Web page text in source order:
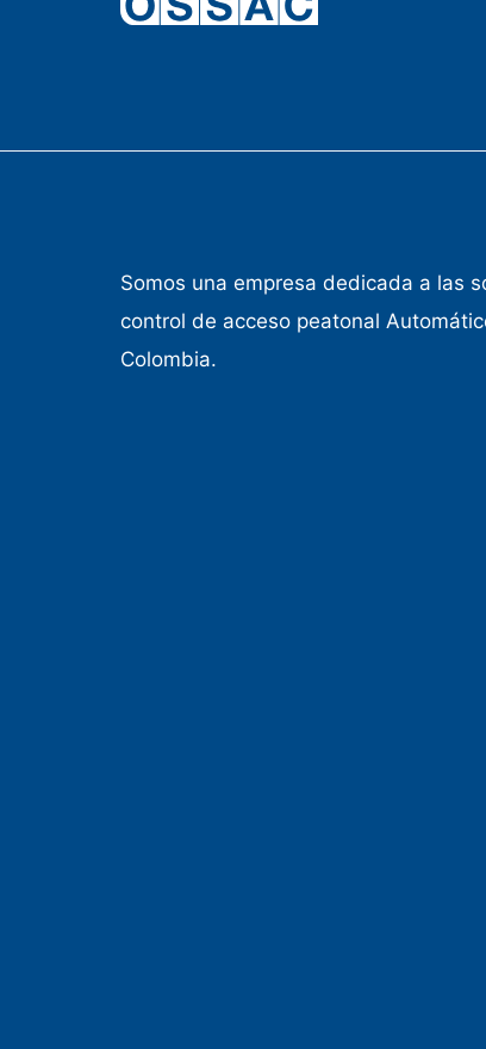
Somos una empresa dedicada a las
control de acceso peatonal
Colombia.